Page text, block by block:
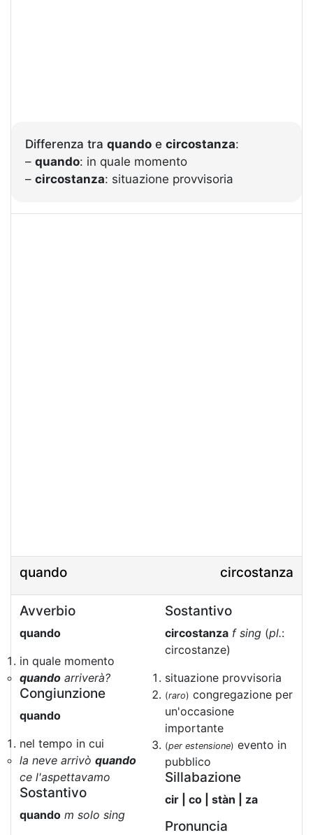
Differenza tra quando e circostanza:
– quando: in quale momento
– circostanza: situazione provvisoria
quando circostanza
Avverbio
quando
in quale momento
quando arriverà?
Congiunzione
quando
nel tempo in cui
la neve arrivò quando
ce l'aspettavamo
Sostantivo
quando m solo sing
Sostantivo
circostanza f sing (pl.:
circostanze)
situazione provvisoria
(raro) congregazione per
un'occasione
importante
(per estensione) evento in
pubblico
Sillabazione
cir | co | stàn | za
Pronuncia